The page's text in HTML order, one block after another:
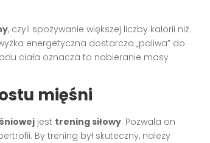
, czyli spożywanie większej liczby kalorii niż
energetyczna dostarcza „paliwa” do
ciała oznacza to nabieranie masy
mięśni
jest trening siłowy. Pozwala on
By trening był skuteczny, należy